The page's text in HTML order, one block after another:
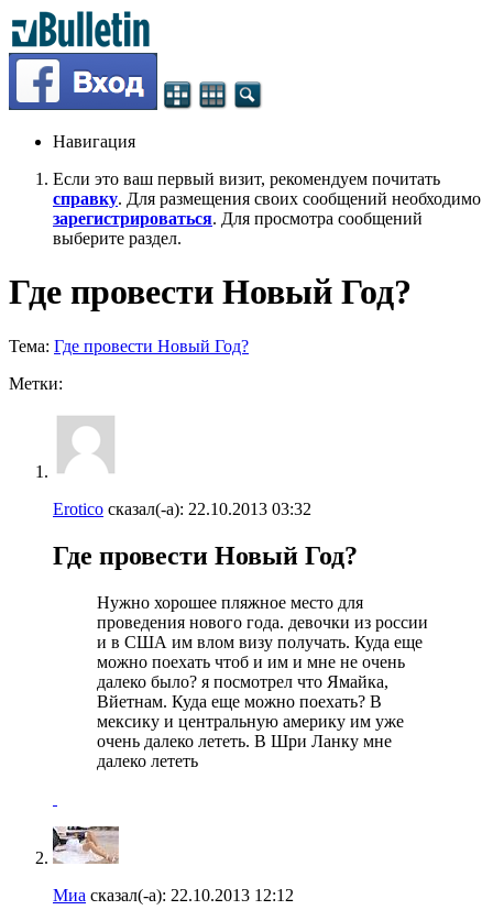
Навигация
Если это ваш первый визит, рекомендуем почитать
справку. Для размещения своих сообщений необходимо
зарегистрироваться. Для просмотра сообщений
выберите раздел.
Где провести Новый Год?
Тема: Где провести Новый Год?
Метки:
Erotico сказал(-а): 22.10.2013 03:32
Где провести Новый Год?
Нужно хорошее пляжное место для
проведения нового года. девочки из россии
и в США им влом визу получать. Куда еще
можно поехать чтоб и им и мне не очень
далеко было? я посмотрел что Ямайка,
Вйетнам. Куда еще можно поехать? В
мексику и центральную америку им уже
очень далеко лететь. В Шри Ланку мне
далеко лететь
Миа сказал(-а): 22.10.2013 12:12